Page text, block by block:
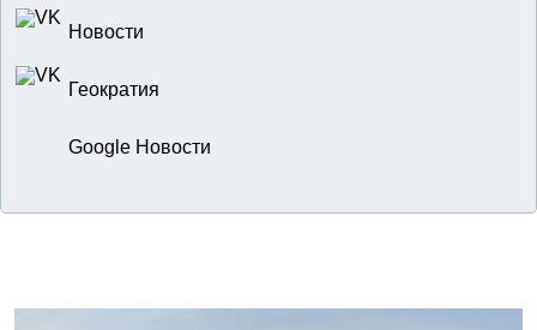
Новости
Геократия
Google Новости